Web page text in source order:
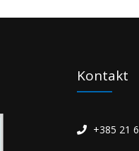
Kontakt
+385 21